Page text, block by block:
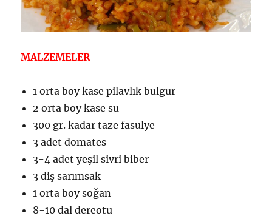
MALZEMELER
1 orta boy kase pilavlık bulgur
2 orta boy kase su
300 gr. kadar taze fasulye
3 adet domates
3-4 adet yeşil sivri biber
3 diş sarımsak
1 orta boy soğan
8-10 dal dereotu